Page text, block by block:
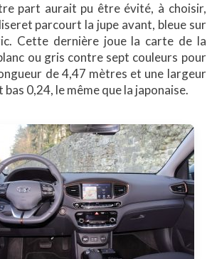
part aurait pu être évité, à choisir,
parcourt la jupe avant, bleue sur
Cette dernière joue la carte de la
ou gris contre sept couleurs pour
de 4,47 mètres et une largeur
0,24, le même que la japonaise.